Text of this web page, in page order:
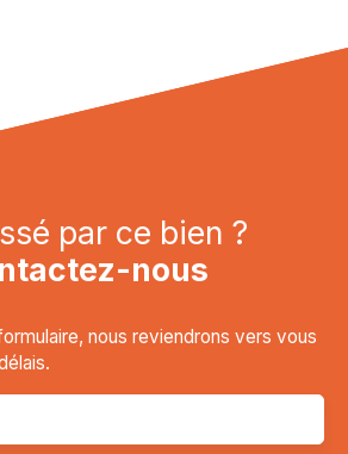
par ce bien ?
nous
nous reviendrons vers vous